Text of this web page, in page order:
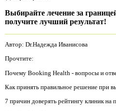
Выбирайте лечение за
получите лучший результат!
Автор: Dr.Надежда Иванисова
Прочтите:
Почему Booking Health - вопросы и
Как принять правильное решение при
7 причин доверять рейтингу клиник